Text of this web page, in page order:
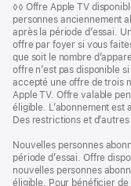
Note
de
bas
de
page
◊◊ Offre Apple TV
personnes anciennement
après la période d’essai.
offre par foyer si vous
que soit le nombre
offre n’est pas disponible
accepté une offre de trois
Apple TV. Offre valable
éligible. L’abonnement est
Des restrictions et d’autres
Nouvelles personnes
période d’essai. Offre
nouvelles personnes
éligible. Pour bénéficier